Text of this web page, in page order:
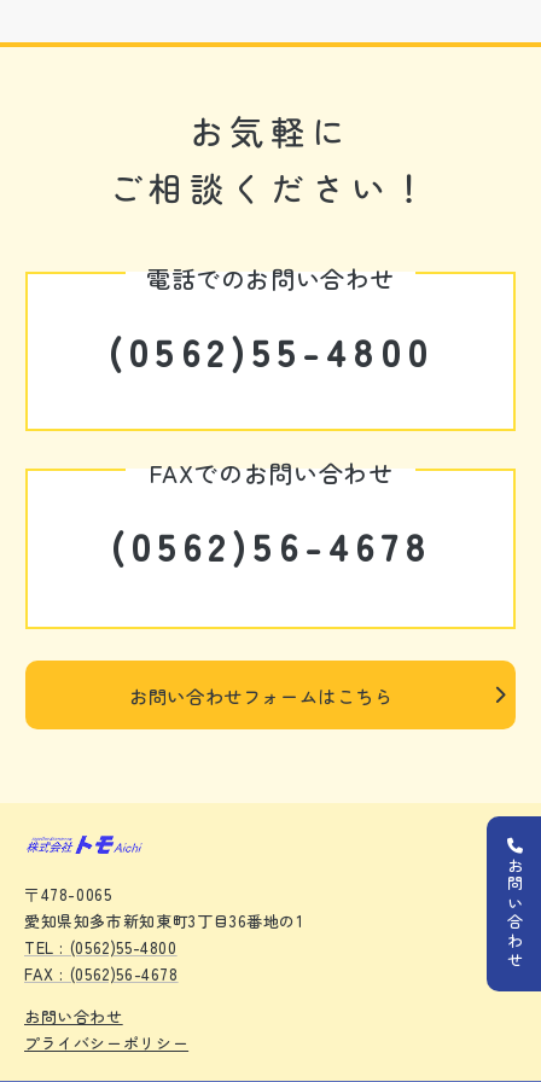
お気軽に
ご相談ください！
電話でのお問い合わせ
(0562)55-4800
FAXでのお問い合わせ
(0562)56-4678
お問い合わせフォームはこちら
お問い合わせ
〒478-0065
愛知県知多市新知東町3丁目36番地の1
TEL : (0562)55-4800
FAX : (0562)56-4678
お問い合わせ
プライバシーポリシー